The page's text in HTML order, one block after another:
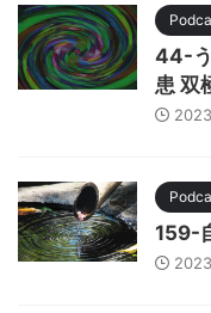
44-う
患 双
159-